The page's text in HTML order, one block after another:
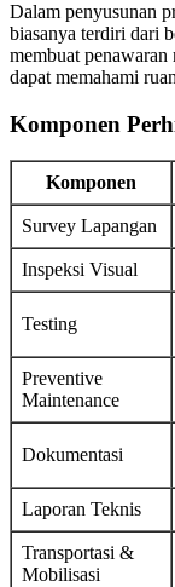
Dalam penyusunan
biasanya terdiri dari
membuat penawaran
dapat memahami
Komponen
Komponen
Survey Lapangan
Inspeksi Visual
Testing
Preventive
Maintenance
Dokumentasi
Laporan Teknis
Transportasi &
Mobilisasi